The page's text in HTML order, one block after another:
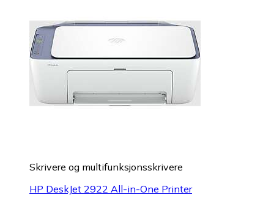
Skrivere og multifunksjonsskrivere
HP DeskJet 2922 All-in-One Printer